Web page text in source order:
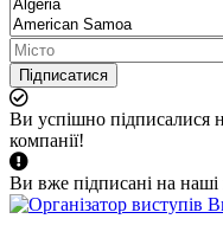
Підписатися
Ви успішно підписалися
компанії!
Ви вже підписані на